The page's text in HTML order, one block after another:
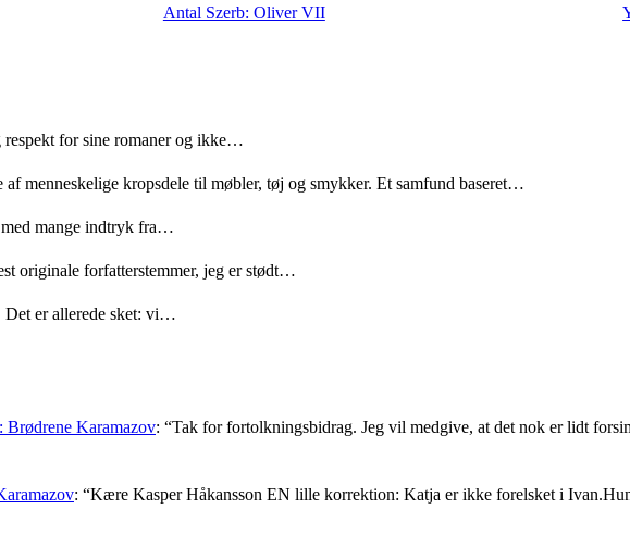
Antal Szerb: Oliver VII
for sine romaner og ikke…
af menneskelige kropsdele til møbler, tøj og smykker. Et samfund baseret…
med mange indtryk fra…
originale forfatterstemmer, jeg er stødt…
Det er allerede sket: vi…
Karamazov: “Tak for fortolkningsbidrag. Jeg vil medgive, at det nok er lidt
: “Kære Kasper Håkansson EN lille korrektion: Katja er ikke forelsket i